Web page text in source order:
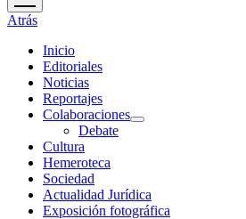
menú
Atrás
Inicio
Editoriales
Noticias
Reportajes
Colaboraciones
abrir
Debate
Cultura
Hemeroteca
Sociedad
Actualidad Jurídica
Exposición fotográfica